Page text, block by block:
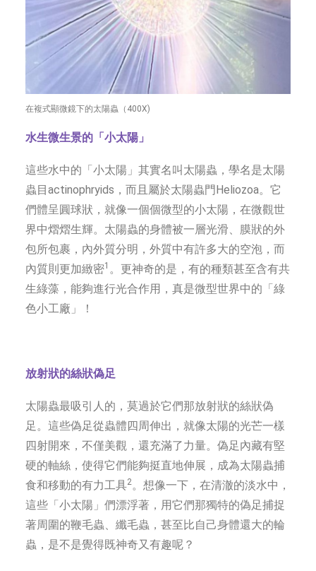
在複式顯微鏡下的太陽蟲（400X)
‌水生微生景的「小太陽」‌
這些水中的「小太陽」其實名叫太陽蟲，學名是太陽
蟲目actinophryids，而且屬於太陽蟲門Heliozoa。它
們體呈圓球狀，就像一個個微型的小太陽，在微觀世
界中熠熠生輝。太陽蟲的身體被一層光滑、膜狀的外
包所包裹，內外質分明，外質中有許多大的空泡，而
內質則更加緻密1 。更神奇的是，有的種類甚至含有共
生綠藻，能夠進行光合作用，真是微型世界中的「綠
色小工廠」！ ‌
‌放射狀的絲狀偽足‌
太陽蟲最吸引人的，莫過於它們那放射狀的絲狀偽
足。這些偽足從蟲體四周伸出，就像太陽的光芒一樣
四射開來，不僅美觀，還充滿了力量。偽足內藏有堅
硬的軸絲，使得它們能夠挺直地伸展，成為太陽蟲捕
食和移動的有力工具2。想像一下，在清澈的淡水中，
這些「小太陽」們漂浮著，用它們那獨特的偽足捕捉
著周圍的鞭毛蟲、纖毛蟲，甚至比自己身體還大的輪
蟲，是不是覺得既神奇又有趣呢？ ‌